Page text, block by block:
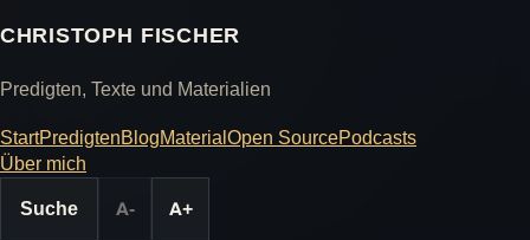
CHRISTOPH FISCHER
Predigten, Texte und Materialien
StartPredigtenBlogMaterialOpen SourcePodcasts
Über mich
Suche
A- A+